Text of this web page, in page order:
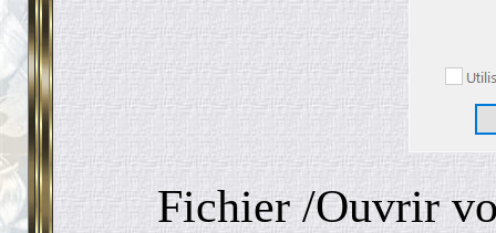
Fichier /Ouvrir